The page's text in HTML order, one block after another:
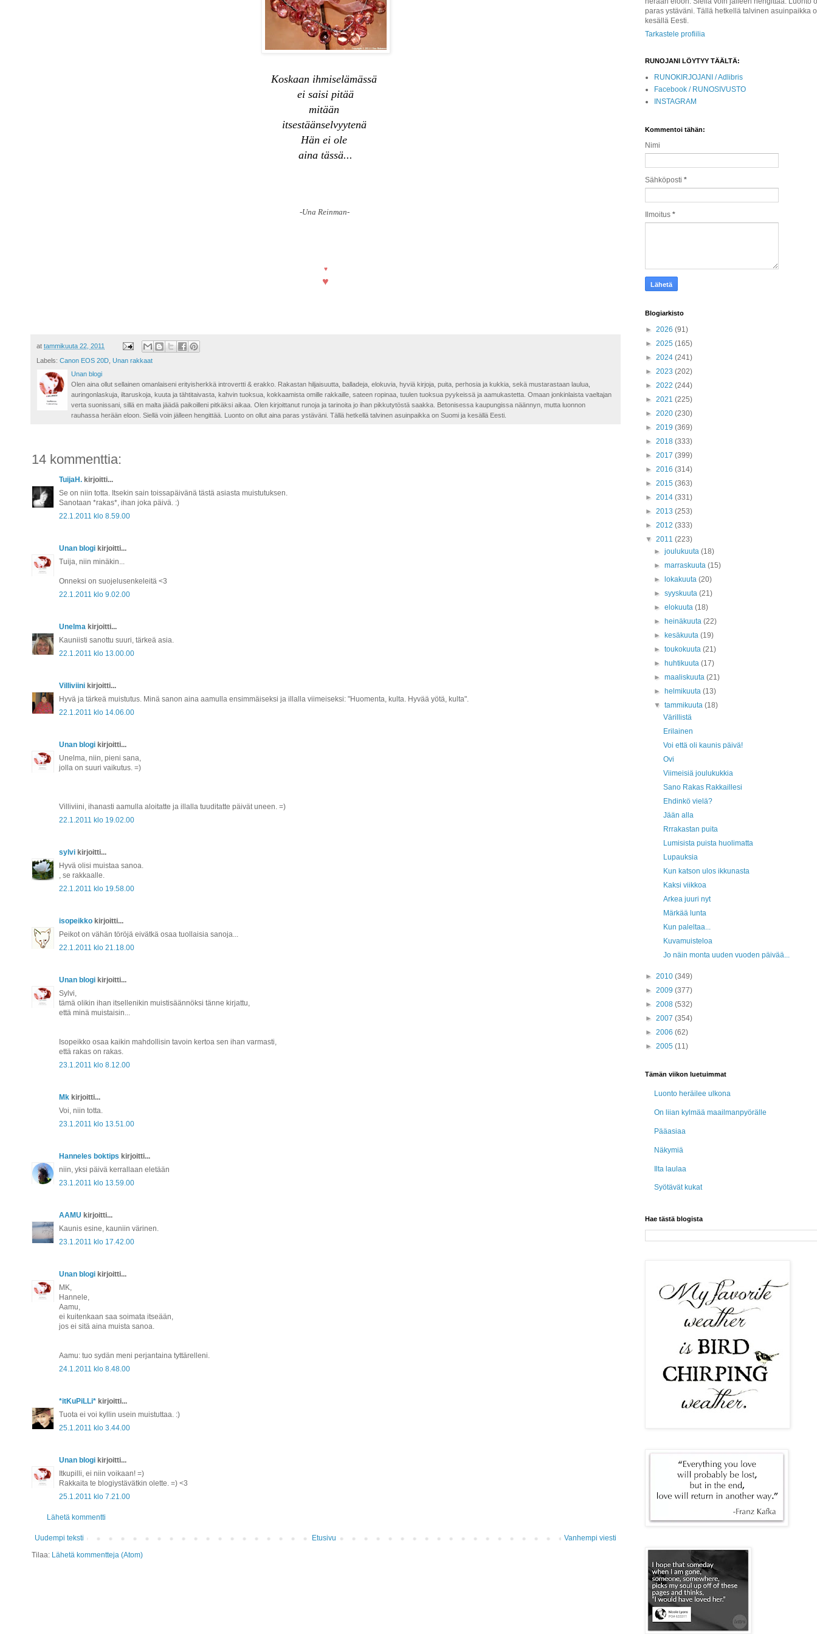
Koskaan ihmiselämässä
ei saisi pitää
mitään
itsestäänselvyytenä
Hän ei ole
aina tässä...
-Una Reinman-
♥
♥
at tammikuuta 22, 2011
Labels: Canon EOS 20D Unan rakkaat
Unan blogi
Olen aina ollut sellainen omanlaiseni erityisherkkä introvertti & erakko. Rakastan hiljaisuutta, balladeja, elokuvia, hyviä kirjoja, puita, perhosia ja kukkia, sekä mustarastaan laulua,
auringonlaskuja, iltaruskoja, kuuta ja tähtitaivasta, kahvin tuoksua, kokkaamista omille rakkaille, sateen ropinaa, tuulen tuoksua pyykeissä ja aamukastetta. Omaan jonkinlaista vaeltajan
verta suonissani, sillä en malta jäädä paikoilleni pitkäksi aikaa. Olen kirjoittanut runoja ja tarinoita jo ihan pikkutytöstä saakka. Betonisessa kaupungissa näännyn, mutta luonnon
rauhassa herään eloon. Siellä voin jälleen hengittää. Luonto on ollut aina paras ystäväni. Tällä hetkellä talvinen asuinpaikka on Suomi ja kesällä Eesti.
14 kommenttia:
TuijaH. kirjoitti...
Se on niin totta. Itsekin sain toissapäivänä tästä asiasta muistutuksen.
Sanotaan *rakas*, ihan joka päivä. :)
22.1.2011 klo 8.59.00
Unan blogi kirjoitti...
Tuija, niin minäkin...
Onneksi on suojelusenkeleitä <3
22.1.2011 klo 9.02.00
Unelma kirjoitti...
Kauniisti sanottu suuri, tärkeä asia.
22.1.2011 klo 13.00.00
Villiviini kirjoitti...
Hyvä ja tärkeä muistutus. Minä sanon aina aamulla ensimmäiseksi ja illalla viimeiseksi: "Huomenta, kulta. Hyvää yötä, kulta".
22.1.2011 klo 14.06.00
Unan blogi kirjoitti...
Unelma, niin, pieni sana,
jolla on suuri vaikutus. =)
Villiviini, ihanasti aamulla aloitatte ja illalla tuuditatte päivät uneen. =)
22.1.2011 klo 19.02.00
sylvi kirjoitti...
Hyvä olisi muistaa sanoa.
, se rakkaalle.
22.1.2011 klo 19.58.00
isopeikko kirjoitti...
Peikot on vähän töröjä eivätkä osaa tuollaisia sanoja...
22.1.2011 klo 21.18.00
Unan blogi kirjoitti...
Sylvi,
tämä olikin ihan itsellenikin muistisäännöksi tänne kirjattu,
että minä muistaisin...
Isopeikko osaa kaikin mahdollisin tavoin kertoa sen ihan varmasti,
että rakas on rakas.
23.1.2011 klo 8.12.00
Mk kirjoitti...
Voi, niin totta.
23.1.2011 klo 13.51.00
Hanneles boktips kirjoitti...
niin, yksi päivä kerrallaan eletään
23.1.2011 klo 13.59.00
AAMU kirjoitti...
Kaunis esine, kauniin värinen.
23.1.2011 klo 17.42.00
Unan blogi kirjoitti...
MK,
Hannele,
Aamu,
ei kuitenkaan saa soimata itseään,
jos ei sitä aina muista sanoa.
Aamu: tuo sydän meni perjantaina tyttärelleni.
24.1.2011 klo 8.48.00
*itKuPiLLi* kirjoitti...
Tuota ei voi kyllin usein muistuttaa. :)
25.1.2011 klo 3.44.00
Unan blogi kirjoitti...
Itkupilli, ei niin voikaan! =)
Rakkaita te blogiystävätkin olette. =) <3
25.1.2011 klo 7.21.00
Lähetä kommentti
Uudempi teksti Vanhempi viesti
Etusivu
Tilaa: Lähetä kommentteja (Atom)
paras ystäväni. Tällä hetkellä talvinen asuinpaikka
kesällä Eesti.
Tarkastele profiilia
RUNOJANI LÖYTYY TÄÄLTÄ:
RUNOKIRJOJANI / Adlibris
Facebook / RUNOSIVUSTO
INSTAGRAM
Kommentoi tähän:
Nimi
Sähköposti *
Ilmoitus *
Blogiarkisto
► 2026 (91)
► 2025 (165)
► 2024 (241)
► 2023 (202)
► 2022 (244)
► 2021 (225)
► 2020 (230)
► 2019 (369)
► 2018 (333)
► 2017 (399)
► 2016 (314)
► 2015 (363)
► 2014 (331)
► 2013 (253)
► 2012 (333)
▼ 2011 (223)
►joulukuuta(18)
►marraskuuta(15)
►
lokakuuta(20)
►syyskuuta(21)
►elokuuta(18)
►
heinäkuuta(22)
►
kesäkuuta(19)
►toukokuuta(21)
►
huhtikuuta(17)
►maaliskuuta(21)
►
helmikuuta(13)
▼tammikuuta(18)
Värillistä
Erilainen
Voi että oli kaunis päivä!
Ovi
Viimeisiä joulukukkia
Sano Rakas Rakkaillesi
Ehdinkö vielä?
Jään alla
Rrrakastan puita
Lumisista puista huolimatta
Lupauksia
Kun katson ulos ikkunasta
Kaksi viikkoa
Arkea juuri nyt
Märkää lunta
Kun paleltaa...
Kuvamuisteloa
Jo näin monta uuden vuoden päivää...
► 2010 (349)
► 2009 (377)
► 2008 (532)
► 2007 (354)
► 2006 (62)
► 2005 (11)
Tämän viikon luetuimmat
Luonto heräilee ulkona
On liian kylmää maailmanpyörälle
Pääasiaa
Näkymiä
Ilta laulaa
Syötävät kukat
Hae tästä blogista